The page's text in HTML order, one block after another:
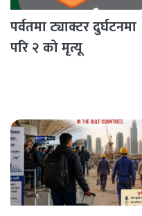
पर्वतमा ट्याक्टर दुर्घटनमा
परि २ को मृत्यू